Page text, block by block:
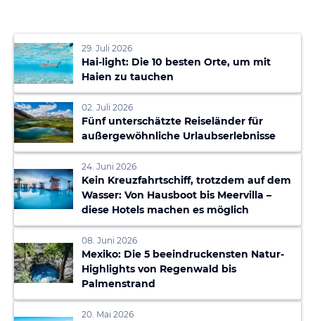
29. Juli 2026
Hai-light: Die 10 besten Orte, um mit
Haien zu tauchen
02. Juli 2026
Fünf unterschätzte Reiseländer für
außergewöhnliche Urlaubserlebnisse
24. Juni 2026
Kein Kreuzfahrtschiff, trotzdem auf dem
Wasser: Von Hausboot bis Meervilla –
diese Hotels machen es möglich
08. Juni 2026
Mexiko: Die 5 beeindruckensten Natur-
Highlights von Regenwald bis
Palmenstrand
20. Mai 2026